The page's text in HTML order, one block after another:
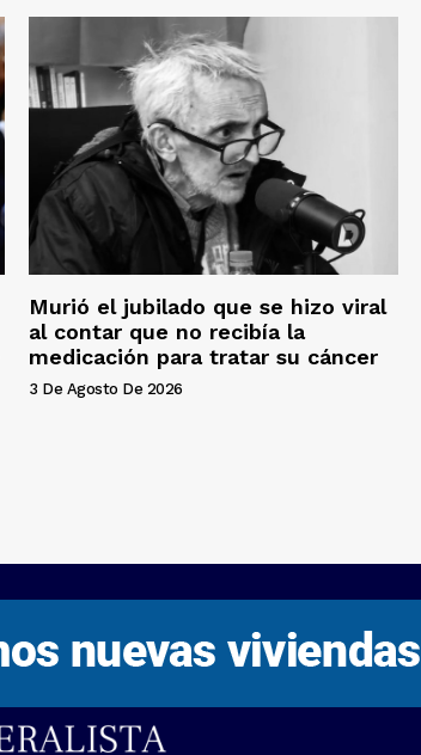
Murió el jubilado que se hizo viral
al contar que no recibía la
medicación para tratar su cáncer
3 De Agosto De 2026